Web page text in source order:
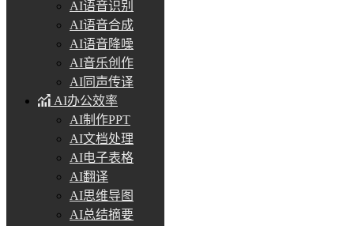
AI语音识别
AI语音合成
AI语音降噪
AI音乐创作
AI同声传译
AI办公效率
AI制作PPT
AI文档处理
AI电子表格
AI翻译
AI思维导图
AI总结摘要